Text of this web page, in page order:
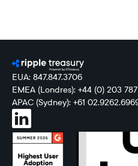
EUA: 847.847.3706
EMEA (Londres): +44 (0) 203
APAC (Sydney): +61